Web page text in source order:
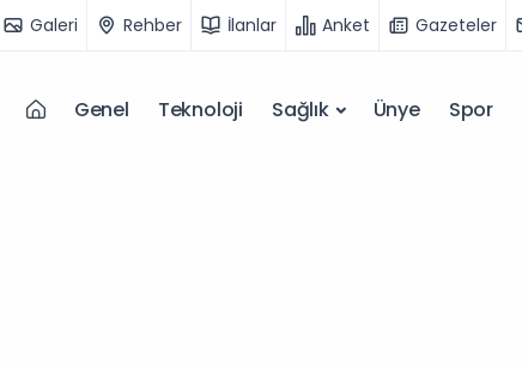
Galeri Rehber İlanlar Anket Gazeteler
Genel Teknoloji Sağlık Ünye Spor